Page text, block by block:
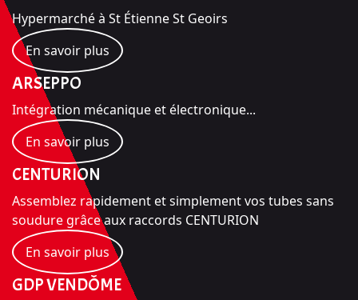
Hypermarché à St Étienne St Geoirs
En savoir plus
ARSEPPO
Intégration mécanique et électronique...
En savoir plus
CENTURION
Assemblez rapidement et simplement vos tubes sans
soudure grâce aux raccords CENTURION
En savoir plus
GDP VENDÔME